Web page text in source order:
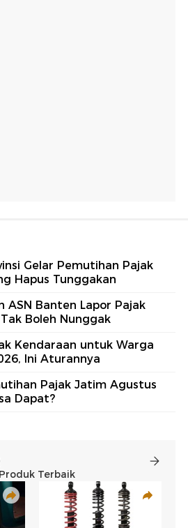
Gelar Pemutihan Pajak
Hapus Tunggakan
ASN Banten Lapor Pajak
Boleh Nunggak
Kendaraan untuk Warga
Ini Aturannya
Pajak Jatim Agustus
Dapat?